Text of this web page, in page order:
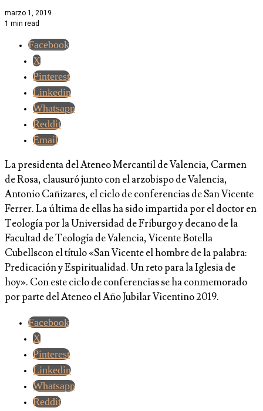
marzo 1, 2019
1 min read
Facebook
X
Pinterest
Linkedin
Whatsapp
Reddit
Email
La presidenta del Ateneo Mercantil de Valencia, Carmen
de Rosa, clausuró junto con el arzobispo de Valencia,
Antonio Cañizares, el ciclo de conferencias de San Vicente
Ferrer. La última de ellas ha sido impartida porel doctor en
Teología por la Universidad de Friburgo y decano de la
Facultad de Teología de Valencia, Vicente Botella
Cubellscon el título«San Vicente el hombre de la palabra:
Predicación y Espiritualidad. Un reto para la Iglesia de
hoy». Con este ciclo de conferenciasse ha conmemorado
por parte del Ateneo el Año Jubilar Vicentino 2019.
Facebook
X
Pinterest
Linkedin
Whatsapp
Reddit